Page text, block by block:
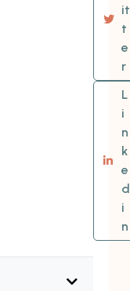
it
t
e
r
L
i
n
k
e
d
i
n